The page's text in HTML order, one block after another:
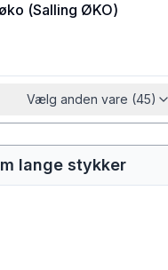
(Salling ØKO)
Vælg anden vare (45)
lange stykker